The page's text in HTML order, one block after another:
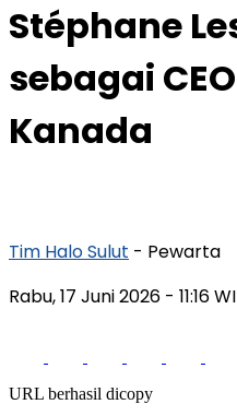
Stéphane
sebagai
Kanada
Tim Halo Sulut - Pewarta
Rabu, 17 Juni 2026 - 11:16
URL berhasil dicopy